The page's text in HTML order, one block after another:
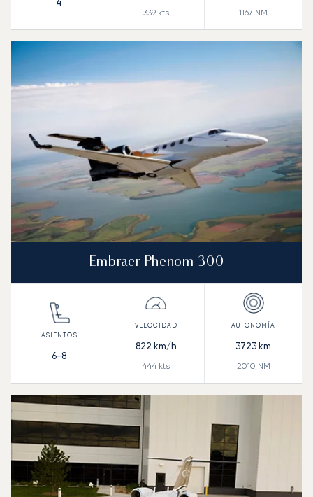
4
339kts 1167 NM
Embraer Phenom 300
6-8
822 km/h
444 kts
3723 km
2010 NM